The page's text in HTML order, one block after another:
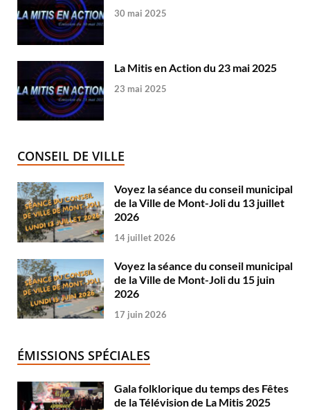
30 mai 2025
La Mitis en Action du 23 mai 2025
23 mai 2025
CONSEIL DE VILLE
Voyez la séance du conseil municipal
de la Ville de Mont-Joli du 13 juillet
2026
14 juillet 2026
Voyez la séance du conseil municipal
de la Ville de Mont-Joli du 15 juin
2026
17 juin 2026
ÉMISSIONS SPÉCIALES
Gala folklorique du temps des Fêtes
de la Télévision de La Mitis 2025